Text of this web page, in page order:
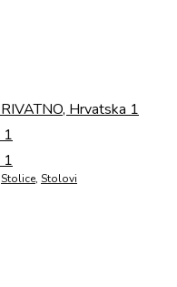
Stolice, Stolovi